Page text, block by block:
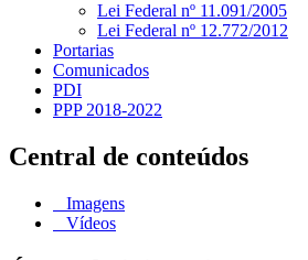
Lei Federal nº 11.091/2005
Lei Federal nº 12.772/2012
Portarias
Comunicados
PDI
PPP 2018-2022
Central de conteúdos
Imagens
Vídeos